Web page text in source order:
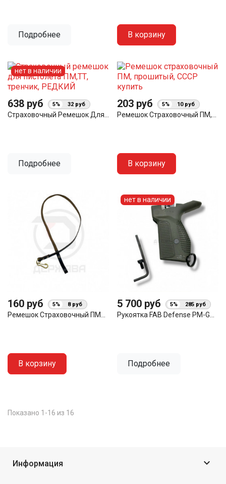
Подробнее В корзину
638 руб 5% 32 руб
Страховочный Ремешок Для...
Подробнее
нет в наличии
203 руб 5% 10 руб
Ремешок Страховочный ПМ,...
В корзину
160 руб 5% 8 руб
Ремешок Страховочный ПМ...
В корзину
5 700 руб 5% 285 руб
Рукоятка FAB Defense PM-G...
Подробнее
нет в наличии
Показано 1-16 из 16
Информация 